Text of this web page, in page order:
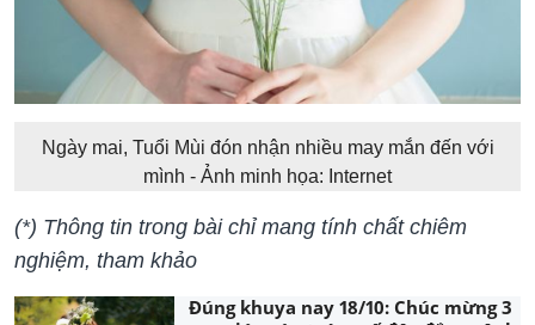
Ngày mai, Tuổi Mùi đón nhận nhiều may mắn đến với
mình - Ảnh minh họa: Internet
(*) Thông tin trong bài chỉ mang tính chất chiêm
nghiệm, tham khảo
Đúng khuya nay 18/10: Chúc mừng 3